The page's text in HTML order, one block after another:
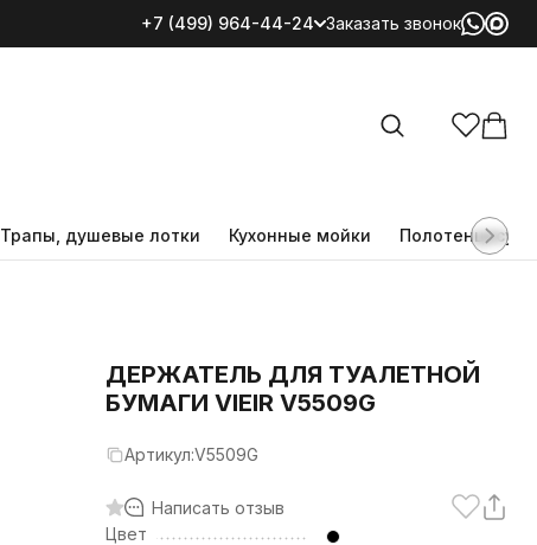
+7 (499) 964-44-24 Заказать звонок
Трапы, душевые лотки Кухонные мойки
ДЕРЖАТЕЛЬ ДЛЯ ТУАЛЕТНОЙ
БУМАГИ VIEIR V5509G
Артикул:V5509G
Написать отзыв
Цвет